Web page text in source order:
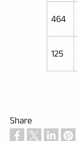
464
125
Share